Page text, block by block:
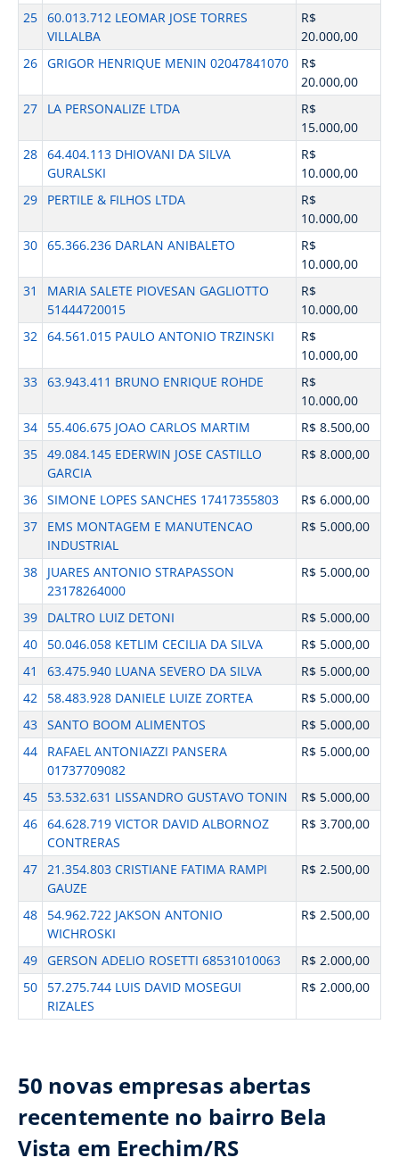
25 60.013.712 LEOMAR JOSE TORRES
VILLALBA
R$
20.000,00
26 GRIGOR HENRIQUE MENIN 02047841070
R$
20.000,00
27
LA PERSONALIZE LTDA
R$
15.000,00
28 64.404.113 DHIOVANI DA SILVA
GURALSKI
R$
10.000,00
29
PERTILE & FILHOS LTDA
R$
10.000,00
30 65.366.236 DARLAN ANIBALETO
R$
10.000,00
31
MARIA SALETE PIOVESAN GAGLIOTTO
51444720015
R$
10.000,00
32 64.561.015 PAULO ANTONIO TRZINSKI
R$
10.000,00
33 63.943.411 BRUNO ENRIQUE ROHDE
R$
10.000,00
34
55.406.675 JOAO CARLOS MARTIM
R$ 8.500,00
35 49.084.145 EDERWIN JOSE CASTILLO
GARCIA
R$ 8.000,00
36 SIMONE LOPES SANCHES 17417355803
R$ 6.000,00
37
EMS MONTAGEM E MANUTENCAO
INDUSTRIAL
R$ 5.000,00
38
JUARES ANTONIO STRAPASSON
23178264000
R$ 5.000,00
39 DALTRO LUIZ DETONI
R$ 5.000,00
40
50.046.058 KETLIM CECILIA DA SILVA
R$ 5.000,00
41
63.475.940 LUANA SEVERO DA SILVA
R$ 5.000,00
42
58.483.928 DANIELE LUIZE ZORTEA
R$ 5.000,00
43 SANTO BOOM ALIMENTOS
R$ 5.000,00
44
RAFAEL ANTONIAZZI PANSERA
01737709082
R$ 5.000,00
45 53.532.631 LISSANDRO GUSTAVO TONIN
R$ 5.000,00
46 64.628.719 VICTOR DAVID ALBORNOZ
CONTRERAS
R$ 3.700,00
47 21.354.803 CRISTIANE FATIMA RAMPI
GAUZE
R$ 2.500,00
48
54.962.722 JAKSON ANTONIO
WICHROSKI
R$ 2.500,00
49 GERSON ADELIO ROSETTI 68531010063
R$ 2.000,00
50
57.275.744 LUIS DAVID MOSEGUI
RIZALES
R$ 2.000,00
50 novas empresas abertas
recentemente no bairro Bela
Vista em Erechim/RS